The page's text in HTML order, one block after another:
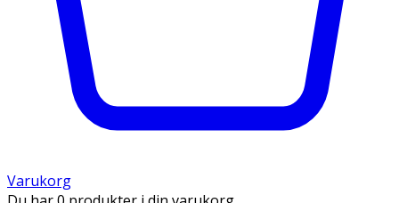
Varukorg